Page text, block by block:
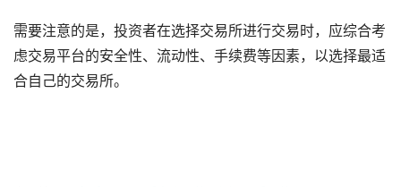
需要注意的是，投资者在选择交易所进行交易时，应综合考
虑交易平台的安全性、流动性、手续费等因素，以选择最适
合自己的交易所。